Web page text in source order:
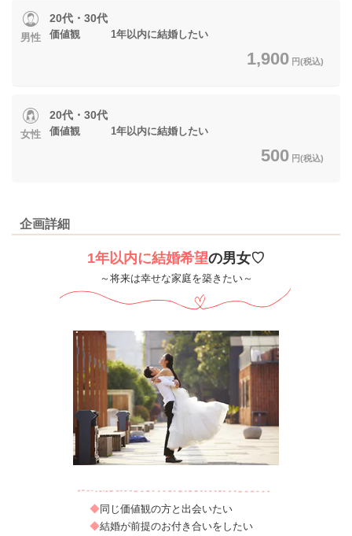
男性
20代・30代
価値観 1年以内に結婚したい
1,900 円(税込)
女性
20代・30代
価値観 1年以内に結婚したい
500 円(税込)
企画詳細
1年以内に結婚希望の男女♡
～将来は幸せな家庭を築きたい～
◆同じ価値観の方と出会いたい
◆結婚が前提のお付き合いをしたい